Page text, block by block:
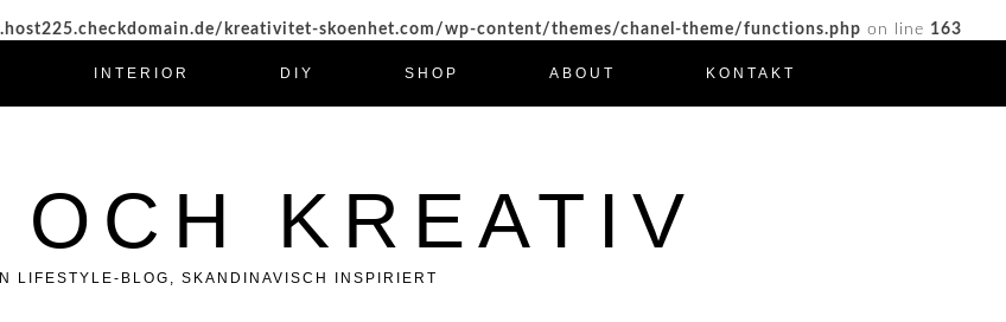
kreativitet-skoenhet.com/wp-content/themes/chanel-theme/functions.php on line 163
INTERIOR DIY SHOP ABOUT KONTAKT
OCH KREATIV
LIFESTYLE-BLOG, SKANDINAVISCH INSPIRIERT